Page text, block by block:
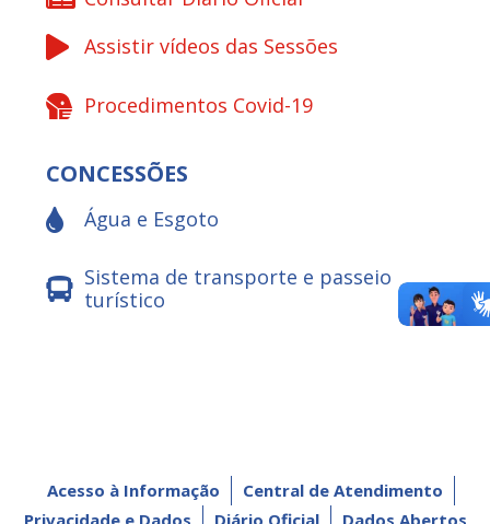
Assistir vídeos das Sessões
Procedimentos Covid-19
CONCESSÕES
Água e Esgoto
Sistema de transporte e passeio
turístico
Acesso à Informação
Central de Atendimento
Privacidade e Dados
Diário Oficial Dados Abertos